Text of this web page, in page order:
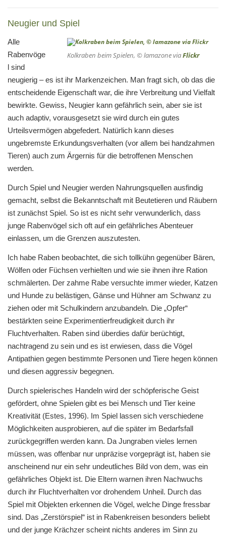
Neugier und Spiel
Kolkraben beim Spielen, © lamazone viaFlickr
Alle
Rabenvöge
l sind
neugierig – es ist ihr Markenzeichen. Man fragt sich, ob das die
entscheidende Eigenschaft war, die ihre Verbreitung und Vielfalt
bewirkte. Gewiss, Neugier kann gefährlich sein, aber sie ist
auch adaptiv, vorausgesetzt sie wird durch ein gutes
Urteilsvermögen abgefedert. Natürlich kann dieses
ungebremste Erkundungsverhalten (vor allem bei handzahmen
Tieren) auch zum Ärgernis für die betroffenen Menschen
werden.
Durch Spiel und Neugier werden Nahrungsquellen ausfindig
gemacht, selbst die Bekanntschaft mit Beutetieren und Räubern
ist zunächst Spiel. So ist es nicht sehr verwunderlich, dass
junge Rabenvögel sich oft auf ein gefährliches Abenteuer
einlassen, um die Grenzen auszutesten.
Ich habe Raben beobachtet, die sich tollkühn gegenüber Bären,
Wölfen oder Füchsen verhielten und wie sie ihnen ihre Ration
schmälerten. Der zahme Rabe versuchte immer wieder, Katzen
und Hunde zu belästigen, Gänse und Hühner am Schwanz zu
ziehen oder mit Schulkindern anzubandeln. Die „Opfer“
bestärkten seine Experimentierfreudigkeit durch ihr
Fluchtverhalten. Raben sind überdies dafür berüchtigt,
nachtragend zu sein und es ist erwiesen, dass die Vögel
Antipathien gegen bestimmte Personen und Tiere hegen können
und diesen aggressiv begegnen.
Durch spielerisches Handeln wird der schöpferische Geist
gefördert, ohne Spielen gibt es bei Mensch und Tier keine
Kreativität (Estes, 1996). Im Spiel lassen sich verschiedene
Möglichkeiten ausprobieren, auf die später im Bedarfsfall
zurückgegriffen werden kann. Da Jungraben vieles lernen
müssen, was offenbar nur unpräzise vorgeprägt ist, haben sie
anscheinend nur ein sehr undeutliches Bild von dem, was ein
gefährliches Objekt ist. Die Eltern warnen ihren Nachwuchs
durch ihr Fluchtverhalten vor drohendem Unheil. Durch das
Spiel mit Objekten erkennen die Vögel, welche Dinge fressbar
sind. Das „Zerstörspiel“ ist in Rabenkreisen besonders beliebt
und der junge Krächzer scheint nichts anderes im Sinn zu